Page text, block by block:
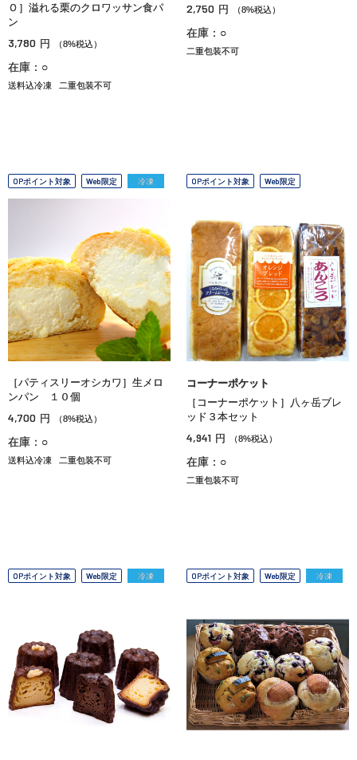
Ｏ］溢れる栗のクロワッサン食パ
ン
3,780 円 （8%税込）
在庫：○
送料込冷凍 二重包装不可
2,750 円 （8%税込）
在庫：○
二重包装不可
OPポイント対象 Web限定 冷凍
［パティスリーオシカワ］生メロ
ンパン １０個
4,700 円 （8%税込）
在庫：○
送料込冷凍 二重包装不可
OPポイント対象 Web限定
コーナーポケット
［コーナーポケット］八ヶ岳ブレ
ッド３本セット
4,941 円 （8%税込）
在庫：○
二重包装不可
OPポイント対象 Web限定 冷凍 OPポイント対象 Web限定 冷凍